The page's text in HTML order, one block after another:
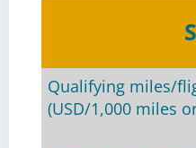
Qualifying miles/
(USD/1,000 miles